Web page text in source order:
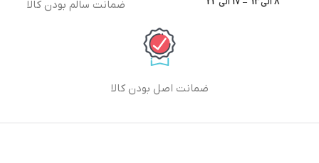
ضمانت سالم بودن کالا
ضمانت اصل بودن کالا